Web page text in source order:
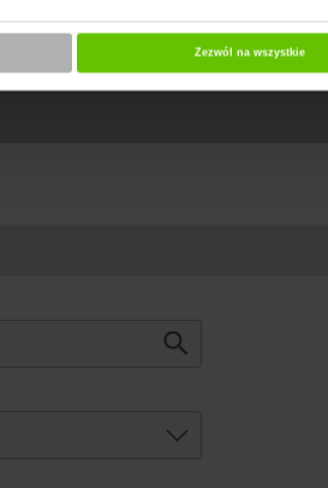
Zezwól na wszystkie